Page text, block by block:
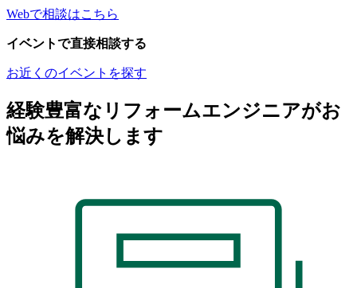
Webで相談はこちら
イベントで直接相談する
お近くのイベントを探す
経験豊富なリフォームエンジニアがお
悩みを解決します